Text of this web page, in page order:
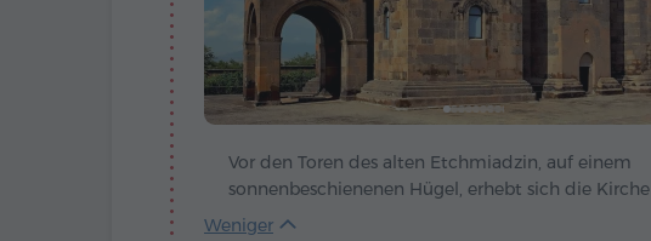
Vor den Toren des alten Etchmiadzin, auf einem
sonnenbeschienenen Hügel, erhebt sich die
Heiligen Hripsime – ein steinernes Denkmal für die